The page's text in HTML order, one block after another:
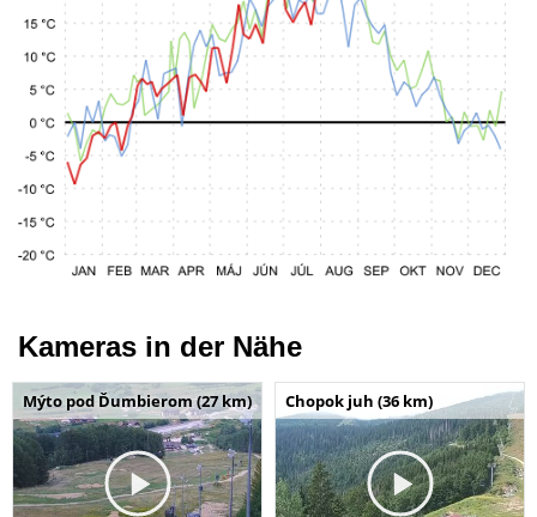
Kameras in der Nähe
Mýto pod Ďumbierom (27 km) Chopok juh (36 km)